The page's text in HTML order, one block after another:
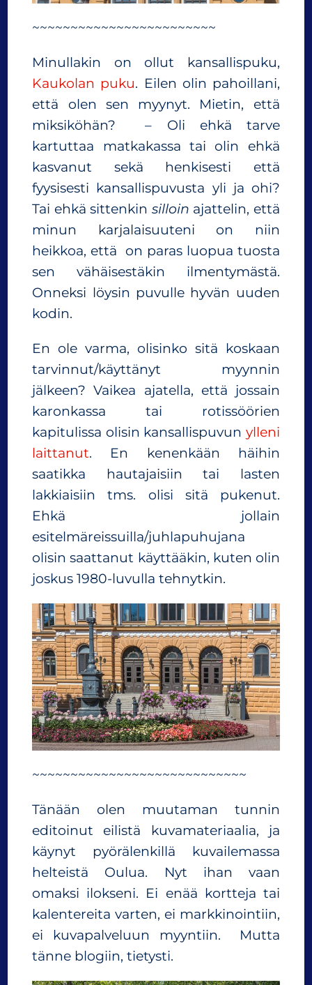
~~~~~~~~~~~~~~~~~~~~~~~~
Minullakin on ollut kansallispuku,
Kaukolan puku. Eilen olin pahoillani,
että olen sen myynyt. Mietin, että
miksiköhän? – Oli ehkä tarve
kartuttaa matkakassa tai olin ehkä
kasvanut sekä henkisesti että
fyysisesti kansallispuvusta yli ja ohi?
Tai ehkä sittenkin silloin ajattelin, että
minun karjalaisuuteni on niin
heikkoa, että on paras luopua tuosta
sen vähäisestäkin ilmentymästä.
Onneksi löysin puvulle hyvän uuden
kodin.
En ole varma, olisinko sitä koskaan
tarvinnut/käyttänyt myynnin
jälkeen? Vaikea ajatella, että jossain
karonkassa tai rotissöörien
kapitulissa olisin kansallispuvun ylleni
laittanut. En kenenkään häihin
saatikka hautajaisiin tai lasten
lakkiaisiin tms. olisi sitä pukenut.
Ehkä jollain
esitelmäreissuilla/juhlapuhujana
olisin saattanut käyttääkin, kuten olin
joskus 1980-luvulla tehnytkin.
~~~~~~~~~~~~~~~~~~~~~~~~~~~~
Tänään olen muutaman tunnin
editoinut eilistä kuvamateriaalia, ja
käynyt pyörälenkillä kuvailemassa
helteistä Oulua. Nyt ihan vaan
omaksi ilokseni. Ei enää kortteja tai
kalentereita varten, ei markkinointiin,
ei kuvapalveluun myyntiin. Mutta
tänne blogiin, tietysti.